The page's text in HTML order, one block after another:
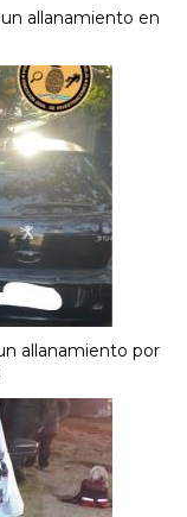
allanamiento en
allanamiento por